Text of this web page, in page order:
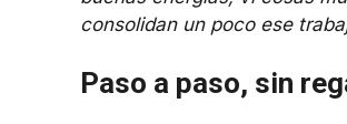
consolidan un poco ese
Paso a paso, sin